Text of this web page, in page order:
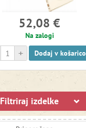
52,08 €
Na zalogi
+ Dodaj v košarico
Filtriraj izdelke